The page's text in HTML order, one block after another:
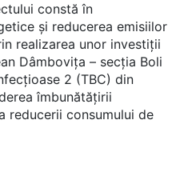
constă în
și reducerea emisiilor
realizarea unor investiții
Dâmbovița – secția Boli
2 (TBC) din
îmbunătățirii
reducerii consumului de